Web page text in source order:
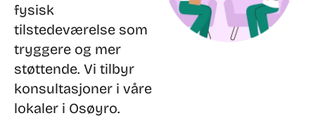
fysisk
tilstedeværelse som
tryggere og mer
støttende. Vi tilbyr
konsultasjoner i våre
lokaler i Osøyro.